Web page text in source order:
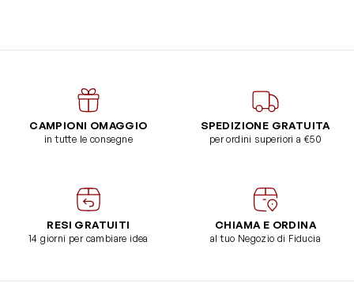
CAMPIONI OMAGGIO
in tutte le consegne
SPEDIZIONE GRATUITA
per ordini superiori a €50
RESI GRATUITI
14 giorni per cambiare idea
CHIAMA E ORDINA
al tuo Negozio di Fiducia